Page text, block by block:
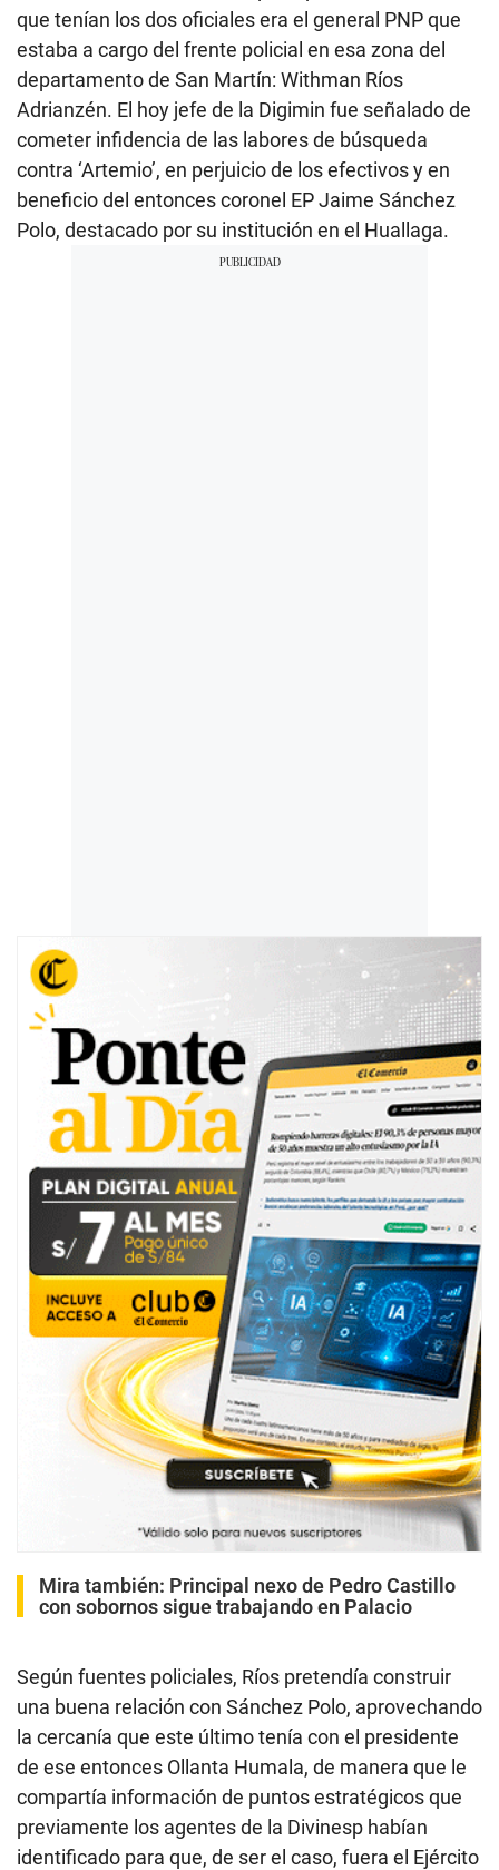
que tenían los dos oficiales era el general PNP que
estaba a cargo del frente policial en esa zona del
departamento de San Martín: Withman Ríos
Adrianzén. El hoy jefe de la Digimin fue señalado de
cometer infidencia de las labores de búsqueda
contra ‘Artemio’, en perjuicio de los efectivos y en
beneficio del entonces coronel EP Jaime Sánchez
Polo, destacado por su institución en el Huallaga.
Mira también: Principal nexo de Pedro Castillo
con sobornos sigue trabajando en Palacio
Según fuentes policiales, Ríos pretendía construir
una buena relación con Sánchez Polo, aprovechando
la cercanía que este último tenía con el presidente
de ese entonces Ollanta Humala, de manera que le
compartía información de puntos estratégicos que
previamente los agentes de la Divinesp habían
identificado para que, de ser el caso, fuera el Ejército